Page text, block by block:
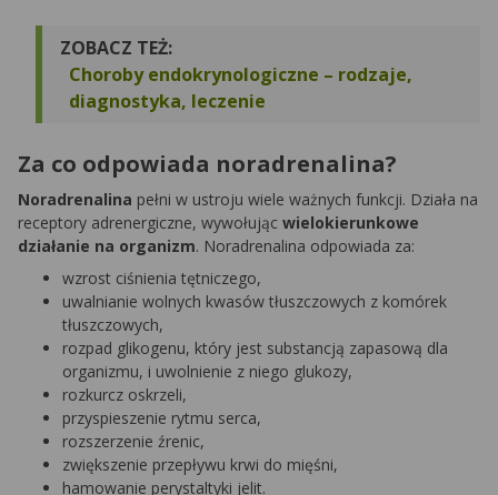
ZOBACZ TEŻ:
Choroby endokrynologiczne – rodzaje,
diagnostyka, leczenie
Za co odpowiada noradrenalina?
Noradrenalina pełni w ustroju wiele ważnych funkcji. Działa na
receptory adrenergiczne, wywołując wielokierunkowe
działanie na organizm. Noradrenalina odpowiada za:
wzrost ciśnienia tętniczego,
uwalnianie wolnych kwasów tłuszczowych z komórek
tłuszczowych,
rozpad glikogenu, który jest substancją zapasową dla
organizmu, i uwolnienie z niego glukozy,
rozkurcz oskrzeli,
przyspieszenie rytmu serca,
rozszerzenie źrenic,
zwiększenie przepływu krwi do mięśni,
hamowanie perystaltyki jelit.